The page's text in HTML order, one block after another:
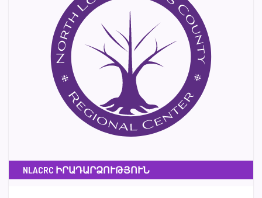
NLACRC ԻՐԱԴԱՐՁՈՒԹՅՈՒՆ